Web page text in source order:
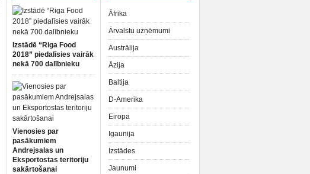
Izstādē “Riga Food
2018” piedalīsies vairāk
nekā 700 dalībnieku
Vienosies par
pasākumiem
Andrejsalas un
Eksportostas teritoriju
sakārtošanai
Āfrika
Ārvalstu uzņēmumi
Austrālija
Āzija
Baltija
D-Amerika
Eiropa
Igaunija
Izstādes
Jaunumi